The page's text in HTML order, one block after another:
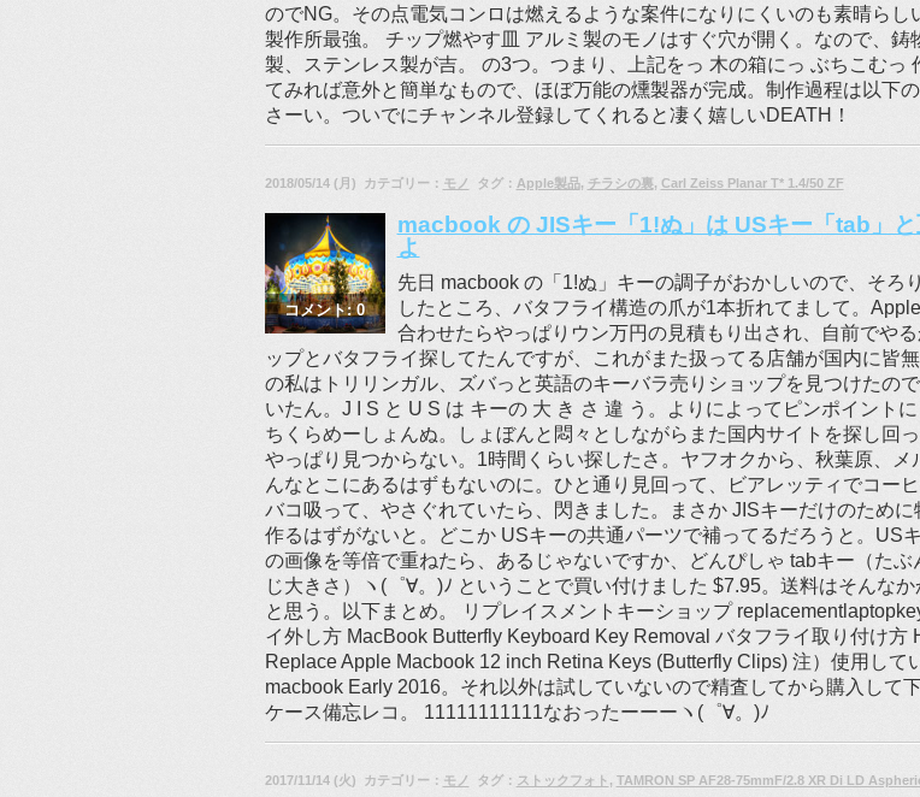
のでNG。その点電気コンロは燃えるような案件になりにくいのも素晴らし
製作所最強。 チップ燃やす皿 アルミ製のモノはすぐ穴が開く。なので、鋳
製、ステンレス製が吉。 の3つ。つまり、上記をっ 木の箱にっ ぶちこむっ
てみれば意外と簡単なもので、ほぼ万能の燻製器が完成。制作過程は以下
さーい。ついでにチャンネル登録してくれると凄く嬉しいDEATH！
2018/05/14 (月) カテゴリー： モノ タグ： Apple製品, チラシの裏, Carl Zeiss Planar T* 1.4/50 ZF
コメント: 0
macbook の JISキー「1!ぬ」は USキー「tab」と
よ
先日 macbook の「1!ぬ」キーの調子がおかしいので、そろ
したところ、バタフライ構造の爪が1本折れてまして。
合わせたらやっぱりウン万円の見積もり出され、自前でやる
ップとバタフライ探してたんですが、これがまた扱ってる店舗が国内に皆
の私はトリリンガル、ズバっと英語のキーバラ売りショップを見つけたの
いたん。J I S と U S は キーの 大 き さ 違 う。よりによってピンポイント
ちくらめーしょんぬ。しょぼんと悶々としながらまた国内サイトを探し回
やっぱり見つからない。1時間くらい探したさ。ヤフオクから、秋葉原、メ
んなとこにあるはずもないのに。ひと通り見回って、ビアレッティでコー
バコ吸って、やさぐれていたら、閃きました。まさか JISキーだけのために
作るはずがないと。どこか USキーの共通パーツで補ってるだろうと。US
の画像を等倍で重ねたら、あるじゃないですか、どんぴしゃ tabキー（たぶ
じ大きさ）ヽ(゜∀。)ﾉ ということで買い付けました $7.95。送料はそんなか
と思う。以下まとめ。 リプレイスメントキーショップ
イ外し方 MacBook Butterfly Keyboard Key Removal バタフライ取り付け方
Replace Apple Macbook 12 inch Retina Keys (Butterfly Clips) 注）使用して
macbook Early 2016。それ以外は試していないので精査してから購入して
ケース備忘レコ。 11111111111なおったーーーヽ(゜∀。)ﾉ
2017/11/14 (火) カテゴリー： モノ タグ： ストックフォト , TAMRON SP AF28-75mmF/2.8 XR Di LD